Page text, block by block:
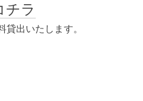
チラ
貸出いたします。